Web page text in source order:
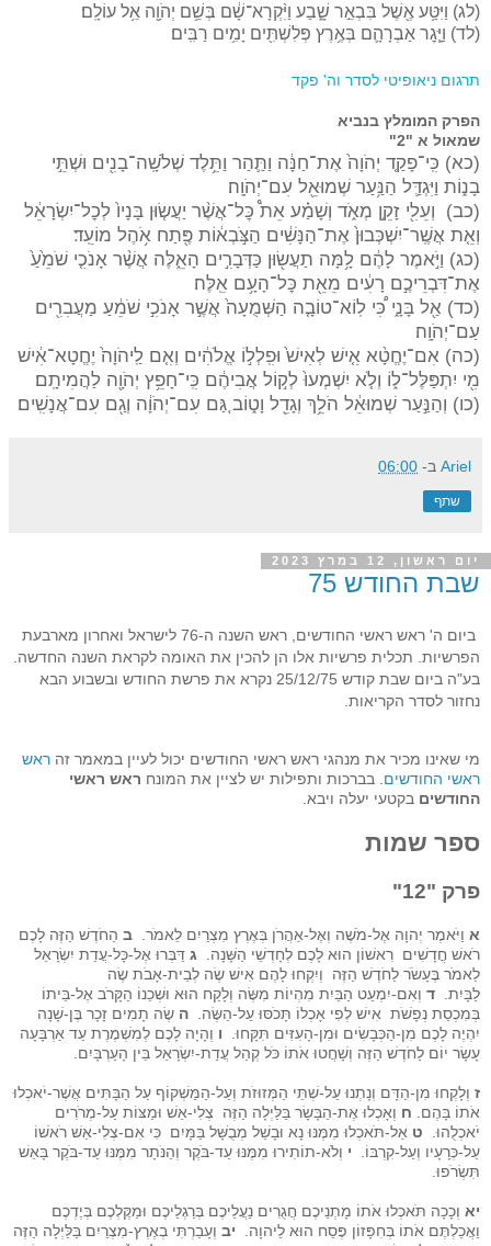
(לג) וַיִּטַּ֥ע אֶ֖שֶׁל בִּבְאֵ֣ר שָׁ֑בַע וַיִּ֨קְרָא־שָׁ֔ם בְּשֵׁ֥ם יְהֹוָ֖ה אֵ֥ל עוֹלָֽם׃
(לד) וַיָּ֧גׇר אַבְרָהָ֛ם בְּאֶ֥רֶץ פְּלִשְׁתִּ֖ים יָמִ֥ים רַבִּֽים׃
תרגום ניאופיטי לסדר וה' פקד
הפרק המומלץ בנביא
שמאול א "2"
(כא) כִּֽי־פָקַ֤ד יְהֹוָה֙ אֶת־חַנָּ֔ה וַתַּ֛הַר וַתֵּ֥לֶד שְׁלֹשָֽׁה־בָנִ֖ים וּשְׁתֵּ֣י
בָנ֑וֹת וַיִּגְדַּ֛ל הַנַּ֥עַר שְׁמוּאֵ֖ל עִם־יְהֹוָֽה׃
(כב) וְעֵלִ֖י זָקֵ֣ן מְאֹ֑ד וְשָׁמַ֗ע אֵת֩ כׇּל־אֲשֶׁ֨ר יַעֲשׂ֤וּן בָּנָיו֙ לְכׇל־יִשְׂרָאֵ֔ל
וְאֵ֤ת אֲשֶֽׁר־יִשְׁכְּבוּן֙ אֶת־הַנָּשִׁ֔ים הַצֹּ֣בְא֔וֹת פֶּ֖תַח אֹ֥הֶל מוֹעֵֽד׃
(כג) וַיֹּ֣אמֶר לָהֶ֔ם לָ֥מָּה תַעֲשׂ֖וּן כַּדְּבָרִ֣ים הָאֵ֑לֶּה אֲשֶׁ֨ר אָנֹכִ֤י שֹׁמֵ֙עַ֙
אֶת־דִּבְרֵיכֶ֣ם רָעִ֔ים מֵאֵ֖ת כׇּל־הָעָ֥ם אֵֽלֶּה׃
(כד) אַ֖ל בָּנָ֑י כִּ֠י לֽוֹא־טוֹבָ֤ה הַשְּׁמֻעָה֙ אֲשֶׁ֣ר אָנֹכִ֣י שֹׁמֵ֔עַ מַעֲבִרִ֖ים
עַם־יְהֹוָֽה׃
(כה) אִם־יֶחֱטָ֨א אִ֤ישׁ לְאִישׁ֙ וּפִֽלְל֣וֹ אֱלֹהִ֔ים וְאִ֤ם לַֽיהֹוָה֙ יֶחֱטָא־אִ֔ישׁ
מִ֖י יִתְפַּלֶּל־ל֑וֹ וְלֹ֤א יִשְׁמְעוּ֙ לְק֣וֹל אֲבִיהֶ֔ם כִּֽי־חָפֵ֥ץ יְהֹוָ֖ה לַהֲמִיתָֽם׃
(כו) וְהַנַּ֣עַר שְׁמוּאֵ֔ל הֹלֵ֥ךְ וְגָדֵ֖ל וָט֑וֹב גַּ֚ם עִם־יְהֹוָ֔ה וְגַ֖ם עִם־אֲנָשִֽׁים׃
Ariel ב- 06:00
שתף
יום ראשון, 12 במרץ 2023
שבת החודש 75
ביום ה' ראש ראשי החודשים, ראש השנה ה-76 לישראל ואחרון מארבעת
הפרשיות. תכלית פרשיות אלו הן להכין את האומה לקראת השנה החדשה.
בע"ה ביום שבת קודש 25/12/75 נקרא את פרשת החודש ובשבוע הבא
נחזור לסדר הקריאות.
מי שאינו מכיר את מנהגי ראש ראשי החודשים יכול לעיין במאמר זה ראש
ראשי החודשים . בברכות ותפילות יש לציין את המונח ראש ראשי
החודשים בקטעי יעלה ויבא.
ספר שמות
פרק "12"
א וַיֹּאמֶר יְהוָה אֶל-מֹשֶׁה וְאֶל-אַהֲרֹן בְּאֶרֶץ מִצְרַיִם לֵאמֹר. ב הַחֹדֶשׁ הַזֶּה לָכֶם
רֹאשׁ חֳדָשִׁים רִאשׁוֹן הוּא לָכֶם לְחָדְשֵׁי הַשָּׁנָה. ג דַּבְּרוּ אֶל-כָּל-עֲדַת יִשְׂרָאֵל
לֵאמֹר בֶּעָשֹׂר לַחֹדֶשׁ הַזֶּה וְיִקְחוּ לָהֶם אִישׁ שֶׂה לְבֵית-אָבֹת שֶׂה
לַבָּיִת. ד וְאִם-יִמְעַט הַבַּיִת מִהְיוֹת מִשֶּׂה וְלָקַח הוּא וּשְׁכֵנוֹ הַקָּרֹב אֶל-בֵּיתוֹ
בְּמִכְסַת נְפָשֹׁת אִישׁ לְפִי אָכְלוֹ תָּכֹסּוּ עַל-הַשֶּׂה. ה שֶׂה תָמִים זָכָר בֶּן-שָׁנָה
יִהְיֶה לָכֶם מִן-הַכְּבָשִׂים וּמִן-הָעִזִּים תִּקָּחוּ. ו וְהָיָה לָכֶם לְמִשְׁמֶרֶת עַד אַרְבָּעָה
עָשָׂר יוֹם לַחֹדֶשׁ הַזֶּה וְשָׁחֲטוּ אֹתוֹ כֹּל קְהַל עֲדַת-יִשְׂרָאֵל בֵּין הָעַרְבָּיִם.
ז וְלָקְחוּ מִן-הַדָּם וְנָתְנוּ עַל-שְׁתֵּי הַמְּזוּזֹת וְעַל-הַמַּשְׁקוֹף עַל הַבָּתִּים אֲשֶׁר-יֹאכְלוּ
אֹתוֹ בָּהֶם. ח וְאָכְלוּ אֶת-הַבָּשָׂר בַּלַּיְלָה הַזֶּה צְלִי-אֵשׁ וּמַצּוֹת עַל-מְרֹרִים
יֹאכְלֻהוּ. ט אַל-תֹּאכְלוּ מִמֶּנּוּ נָא וּבָשֵׁל מְבֻשָּׁל בַּמָּיִם כִּי אִם-צְלִי-אֵשׁ רֹאשׁוֹ
עַל-כְּרָעָיו וְעַל-קִרְבּוֹ. י וְלֹא-תוֹתִירוּ מִמֶּנּוּ עַד-בֹּקֶר וְהַנֹּתָר מִמֶּנּוּ עַד-בֹּקֶר בָּאֵשׁ
תִּשְׂרֹפוּ.
יא וְכָכָה תֹּאכְלוּ אֹתוֹ מָתְנֵיכֶם חֲגֻרִים נַעֲלֵיכֶם בְּרַגְלֵיכֶם וּמַקֶּלְכֶם בְּיֶדְכֶם
וַאֲכַלְתֶּם אֹתוֹ בְּחִפָּזוֹן פֶּסַח הוּא לַיהוָה. יב וְעָבַרְתִּי בְאֶרֶץ-מִצְרַיִם בַּלַּיְלָה הַזֶּה